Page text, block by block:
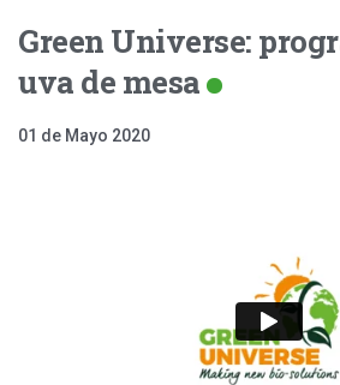
Green Universe:
uva de mesa
01 de Mayo 2020